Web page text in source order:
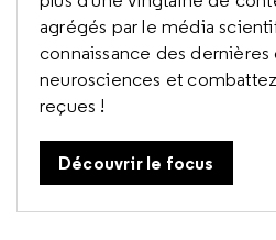
agrégés par le média
connaissance des
neurosciences et
reçues !
Découvrir le focus